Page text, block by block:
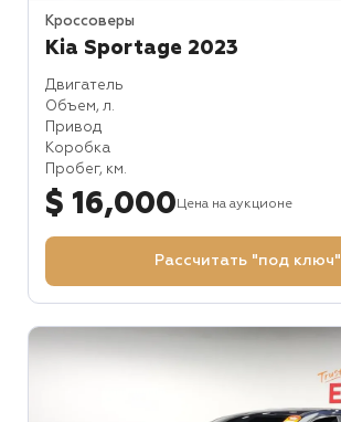
Кроссоверы
Kia Sportage 2023
Двигатель
Объем, л.
Привод
Коробка
Пробег, км.
$ 16,000 Цена на аукционе
Рассчитать "под ключ"